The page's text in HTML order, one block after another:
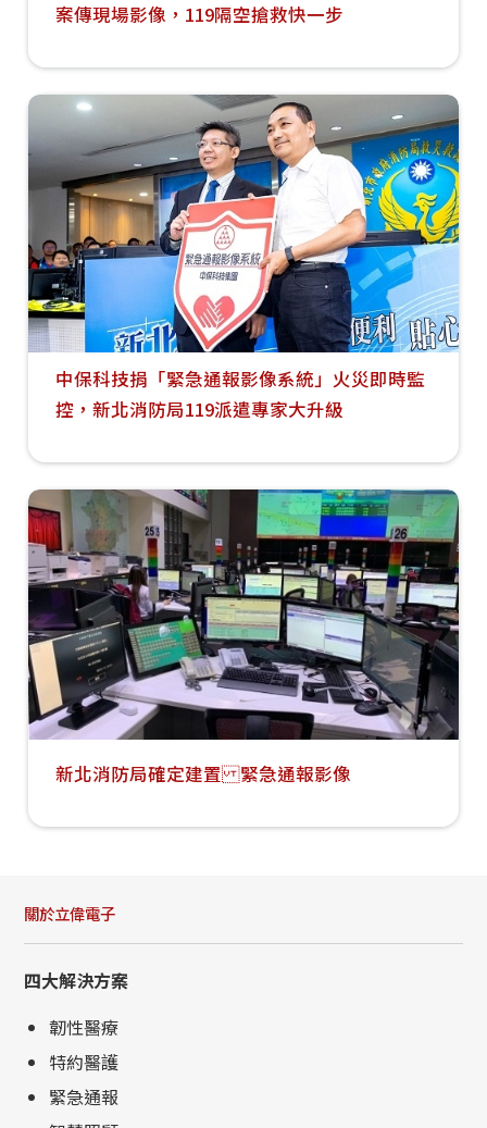
案傳現場影像，119隔空搶救快一步
中保科技捐「緊急通報影像系統」火災即時監
控，新北消防局119派遣專家大升級
新北消防局確定建置 緊急通報影像
關於立偉電子
四大解決方案
韌性醫療
特約醫護
緊急通報